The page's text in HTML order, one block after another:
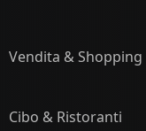
Vendita & Shopping
Cibo & Ristoranti